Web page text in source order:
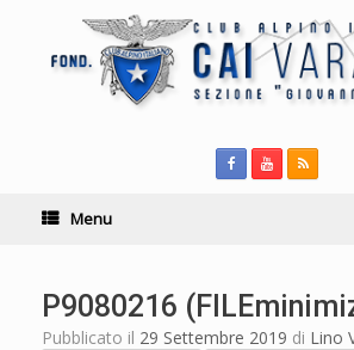
Menu
P9080216
Pubblicato il 29 Settembre 2019 di Lino